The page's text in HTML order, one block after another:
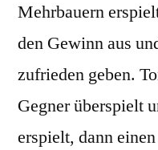
Mehrbauern
den Gewinn aus
zufrieden geben.
Gegner überspielt
erspielt, dann